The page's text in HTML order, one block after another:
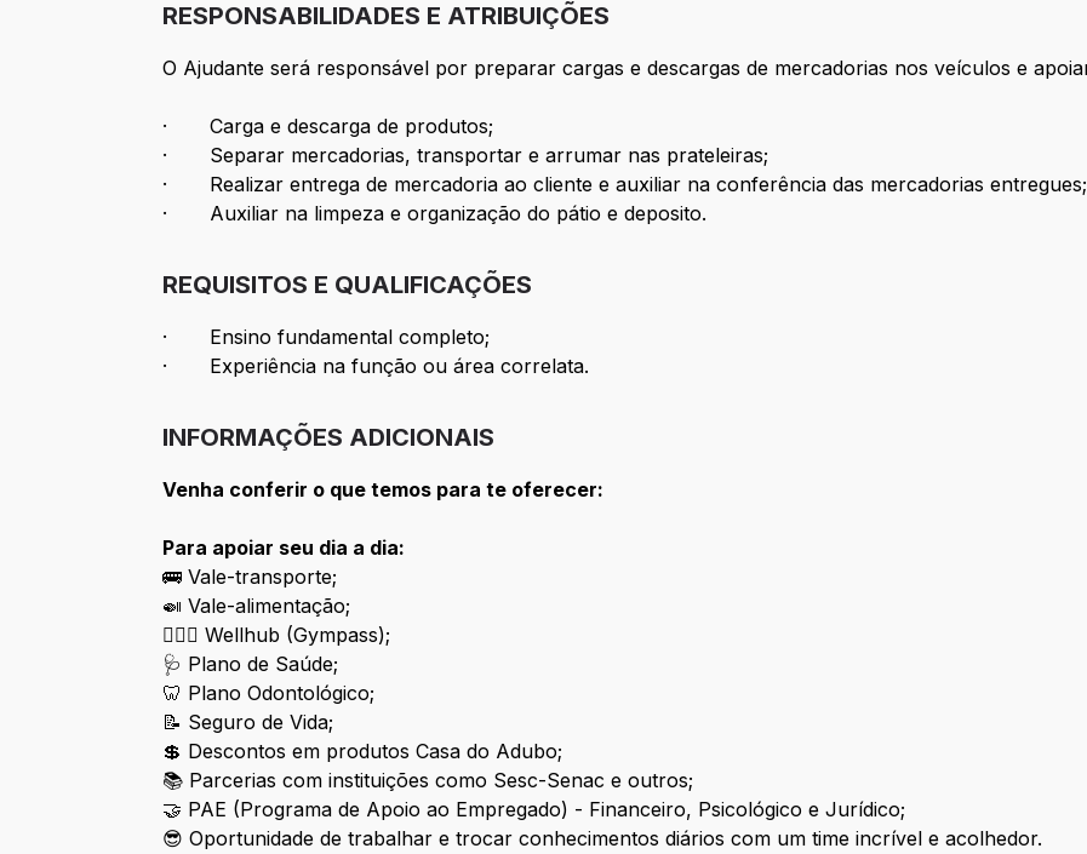
RESPONSABILIDADES E ATRIBUIÇÕES
O Ajudante será responsável por preparar cargas e descargas de mercadorias nos veículos e
· Carga e descarga de produtos;
· Separar mercadorias, transportar e arrumar nas prateleiras;
· Realizar entrega de mercadoria ao cliente e auxiliar na conferência das mercadorias entregues;
· Auxiliar na limpeza e organização do pátio e deposito.
REQUISITOS E QUALIFICAÇÕES
· Ensino fundamental completo;
· Experiência na função ou área correlata.
INFORMAÇÕES ADICIONAIS
Venha conferir o que temos para te oferecer:
Para apoiar seu dia a dia:
🚌 Vale-transporte;
🍛 Vale-alimentação;
🏋🏼‍♀ Wellhub (Gympass);
🩺 Plano de Saúde;
🦷 Plano Odontológico;
📝 Seguro de Vida;
💲 Descontos em produtos Casa do Adubo;
📚 Parcerias com instituições como Sesc-Senac e outros;
🤝 PAE (Programa de Apoio ao Empregado) - Financeiro, Psicológico e Jurídico;
😎 Oportunidade de trabalhar e trocar conhecimentos diários com um time incrível e acolhedor.